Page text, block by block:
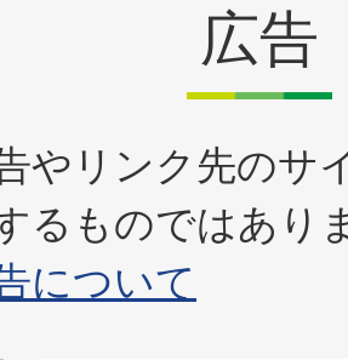
広告
やリンク先のサ
るものではあり
について